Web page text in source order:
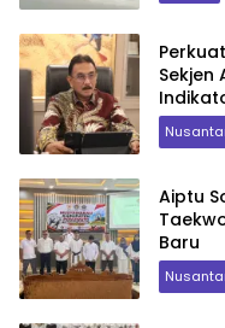
Sekjen
Aiptu
Baru